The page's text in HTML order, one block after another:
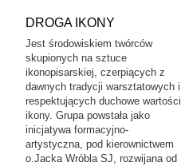
DROGA IKONY
Jest środowiskiem twórców
skupionych na sztuce
ikonopisarskiej, czerpiących z
dawnych tradycji warsztatowych i
respektujących duchowe wartości
ikony. Grupa powstała jako
inicjatywa formacyjno-
artystyczna, pod kierownictwem
o.Jacka Wróbla SJ, rozwijana od